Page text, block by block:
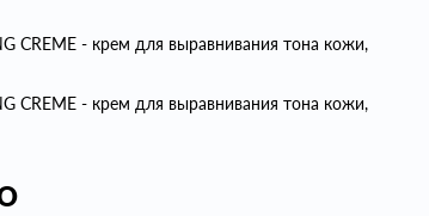
CREME - крем для выравнивания тона кожи,
CREME - крем для выравнивания тона кожи,